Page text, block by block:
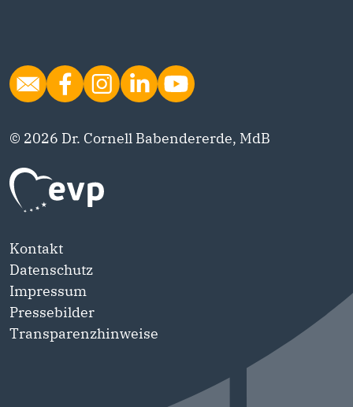
© 2026 Dr. Cornell Babendererde, MdB
Kontakt
Datenschutz
Impressum
Pressebilder
Transparenzhinweise